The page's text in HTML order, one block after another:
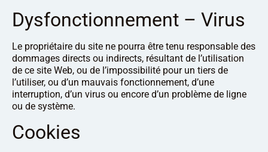
Dysfonctionnement – Virus
Le propriétaire du site ne pourra être tenu responsable des
dommages directs ou indirects, résultant de l’utilisation
de ce site Web, ou de l’impossibilité pour un tiers de
l’utiliser, ou d’un mauvais fonctionnement, d’une
interruption, d’un virus ou encore d’un problème de ligne
ou de système.
Cookies